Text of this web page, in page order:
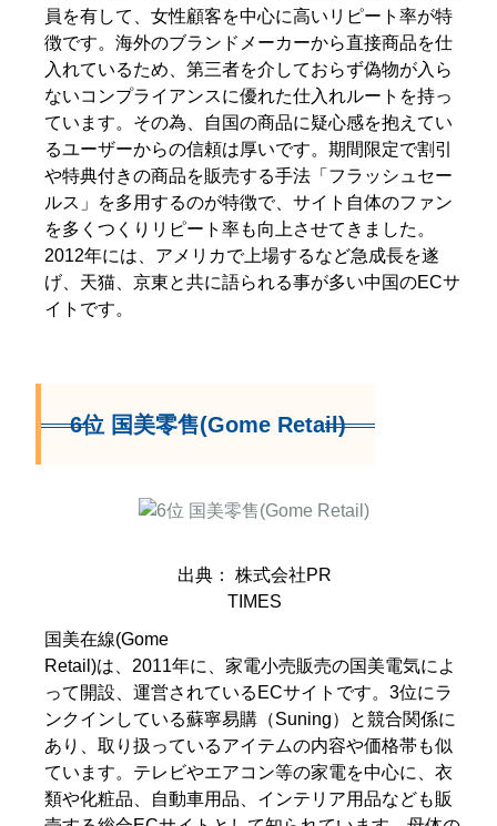
員を有して、女性顧客を中心に高いリピート率が特
徴です。海外のブランドメーカーから直接商品を仕
入れているため、第三者を介しておらず偽物が入ら
ないコンプライアンスに優れた仕入れルートを持っ
ています。その為、自国の商品に疑心感を抱えてい
るユーザーからの信頼は厚いです。期間限定で割引
や特典付きの商品を販売する手法「フラッシュセー
ルス」を多用するのが特徴で、サイト自体のファン
を多くつくりリピート率も向上させてきました。
2012年には、アメリカで上場するなど急成長を遂
げ、天猫、京東と共に語られる事が多い中国のECサ
イトです。
6位 国美零售(Gome Retail)
出典： 株式会社PR
TIMES
国美在線(Gome
Retail)は、2011年に、家電小売販売の国美電気によ
って開設、運営されているECサイトです。3位にラ
ンクインしている蘇寧易購（Suning）と競合関係に
あり、取り扱っているアイテムの内容や価格帯も似
ています。テレビやエアコン等の家電を中心に、衣
類や化粧品、自動車用品、インテリア用品なども販